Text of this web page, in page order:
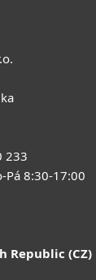
233
Pá 8:30-17:00
Republic (CZ)